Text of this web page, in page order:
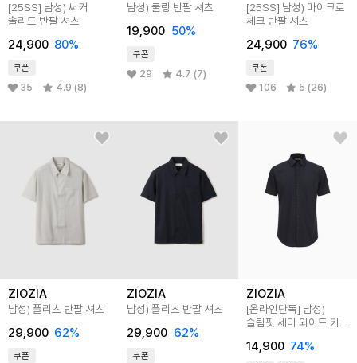
[25SS] 남성) 써커
솔리드 반팔 셔츠
24,900 80%
쿠폰
35 4.9 (8)
남성) 쿨링 반팔 셔츠
19,900 50%
쿠폰
29 4.7 (7)
[25SS] 남성) 마이크로
체크 반팔 셔츠
24,900 76%
쿠폰
106 5 (26)
ZIOZIA
남성) 플리츠 반팔 셔츠
29,900 62%
쿠폰
ZIOZIA
남성) 플리츠 반팔 셔츠
29,900 62%
쿠폰
ZIOZIA
[온라인단독] 남성)
슬림핏 세미 와이드 카라
14,900 74%